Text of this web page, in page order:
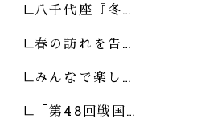
八千代座『冬…
春の訪れを告…
みんなで楽し…
「第48回戦国…